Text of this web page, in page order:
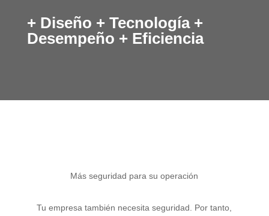
+ Diseño + Tecnología +
Desempeño + Eficiencia
Más seguridad para su operación
Tu empresa también necesita seguridad. Por tanto,